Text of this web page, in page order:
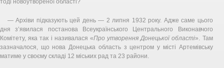
тоді новоутвореної області?
— Архіви підказують цей день — 2 липня 1932 року. Адже саме цього
дня з’явилася постанова Всеукраїнського Центрального Виконавчого
Комітету, яка так і називалася «Про утворення Донецької області». Там
зазначалося, що нова Донецька область з центром у місті Артемівську
матиме у своєму складі 12 міських рад та 23 райони.